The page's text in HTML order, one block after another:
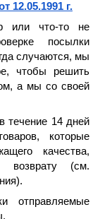
12.05.1991 г.
или что-то не
посылки
случаются, мы
чтобы решить
а мы со своей
течение 14 дней
которые
качества,
возврату (см.
отправляемые